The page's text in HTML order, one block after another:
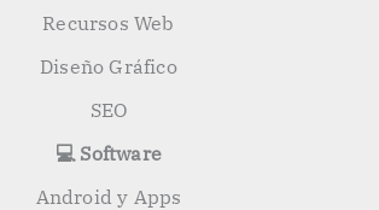
Recursos Web
Diseño Gráfico
SEO
💻 Software
Android y Apps